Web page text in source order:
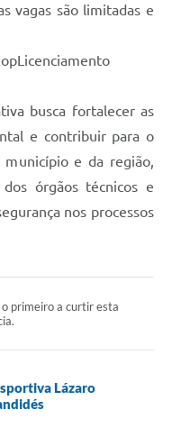
vagas são limitadas e
busca fortalecer as
e contribuir para o
e da região,
órgãos técnicos e
nos processos
o primeiro a curtir esta
Lázaro